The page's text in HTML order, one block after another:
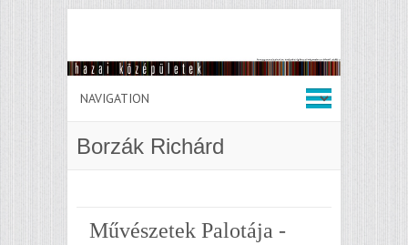
Borzák Richárd
Művészetek Palotája -